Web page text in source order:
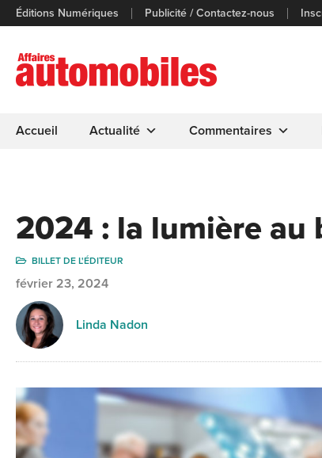
Éditions Numériques Publicité / Contactez-nous
Accueil Actualité Commentaires
2024 : la lumière
BILLET DE L'ÉDITEUR
février 23, 2024
Linda Nadon